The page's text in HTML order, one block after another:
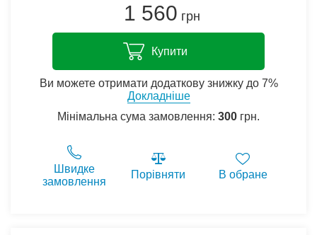
1 560 грн
Купити
Ви можете отримати додаткову знижку до 7%
Докладніше
Мінімальна сума замовлення: 300 грн.
Швидке
замовлення
Порівняти В обране